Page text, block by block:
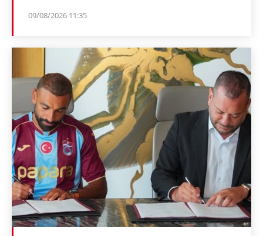
09/08/2026 11:35